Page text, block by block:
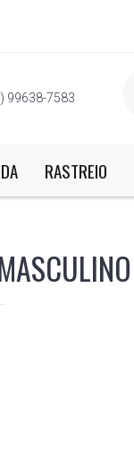
99638-7583
RASTREIO